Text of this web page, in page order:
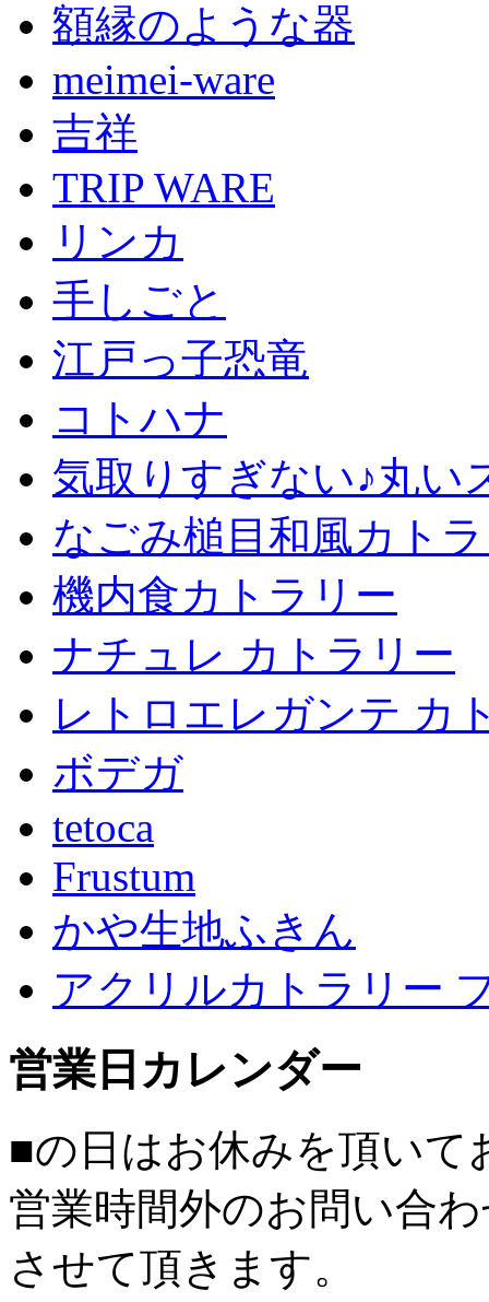
額縁のような器
meimei-ware
吉祥
TRIP WARE
リンカ
手しごと
江戸っ子恐竜
コトハナ
気取りすぎない♪丸い
なごみ槌目和風カト
機内食カトラリー
ナチュレ カトラリー
レトロエレガンテ カ
ボデガ
tetoca
Frustum
かや生地ふきん
アクリルカトラリー
営業日カレンダー
■の日はお休みを頂いて
営業時間外のお問い合
させて頂きます。